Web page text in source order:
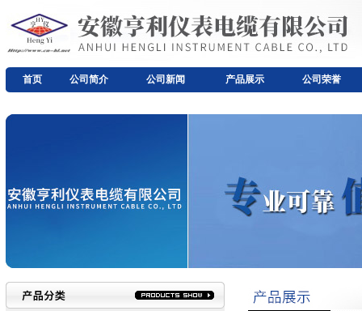
首页 公司简介 公司新闻 产品展示 公司荣誉